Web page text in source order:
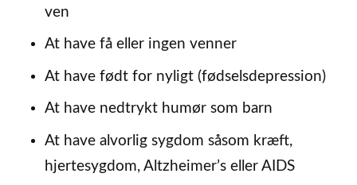
ven
At have få eller ingen venner
At have født for nyligt (fødselsdepression)
At have nedtrykt humør som barn
At have alvorlig sygdom såsom kræft,
hjertesygdom, Altzheimer’s eller AIDS